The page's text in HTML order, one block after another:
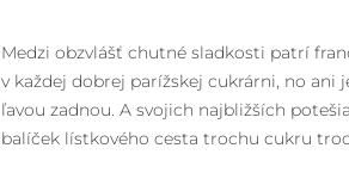
Medzi obzvlášť chutné sladkosti patrí
v každej dobrej parížskej cukrárni, no ani
ľavou zadnou. A svojich najbližších
balíček lístkového cesta trochu cukru